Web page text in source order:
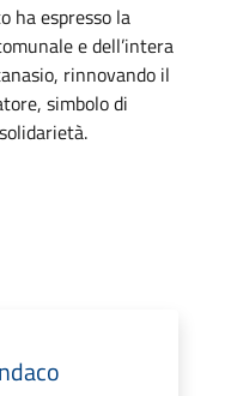
ha espresso la
e dell’intera
rinnovando il
simbolo di